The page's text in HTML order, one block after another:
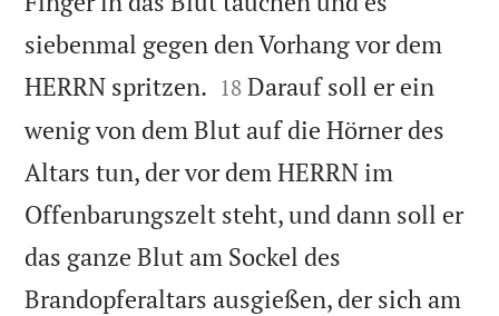
siebenmal gegen den Vorhang vor dem
HERRN spritzen. 

18 Darauf soll er ein
wenig von dem Blut auf die Hörner des
Altars tun, der vor dem HERRN im
Offenbarungszelt steht, und dann soll er
das ganze Blut am Sockel des
Brandopferaltars ausgießen, der sich am